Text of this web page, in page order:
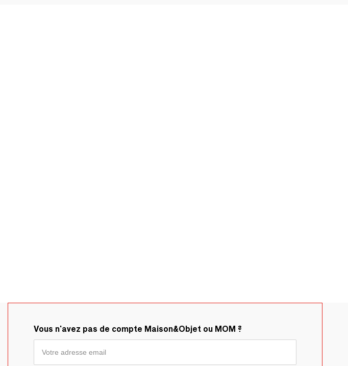
Vous n'avez pas de compte Maison&Objet ou MOM ?